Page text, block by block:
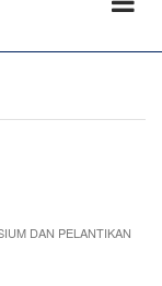
DAN PELANTIKAN